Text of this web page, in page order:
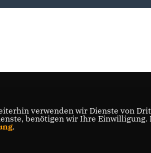
verwenden wir Dienste von
benötigen wir Ihre
.